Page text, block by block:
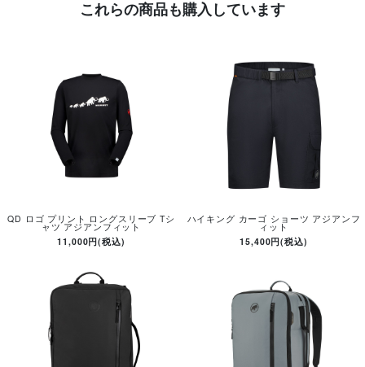
これらの商品も購入しています
QD ロゴ プリント ロングスリーブ Tシ
ャツ アジアンフィット
11,000円(税込)
ハイキング カーゴ ショーツ アジアンフ
ィット
15,400円(税込)